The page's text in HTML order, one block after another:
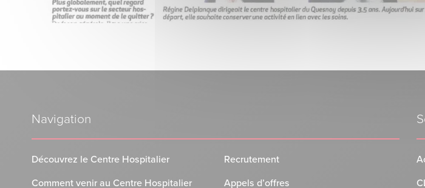
Navigation
Découvrez le Centre Hospitalier
Comment venir au Centre Hospitalier
Recrutement
Appels d’offres